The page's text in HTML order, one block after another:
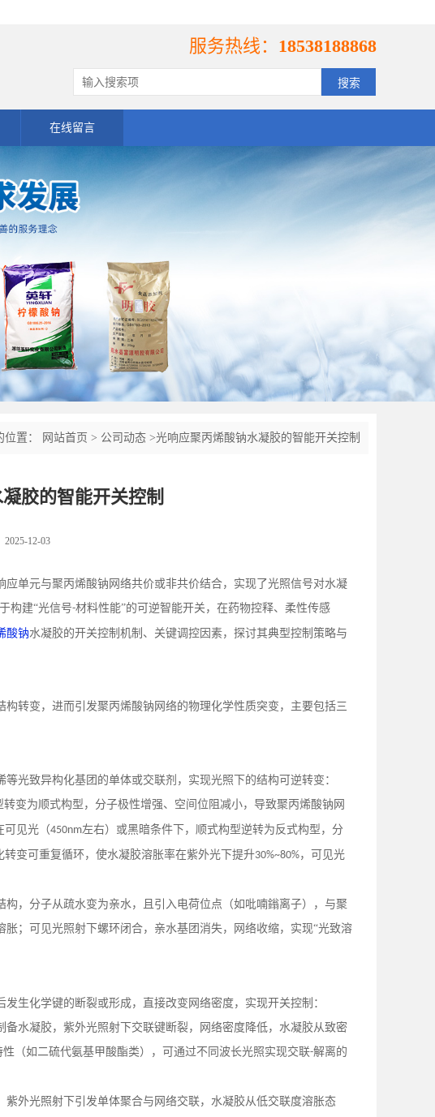
服务热线： 18538188868
在线留言
位置： 网站首页 > 公司动态 >光响应聚丙烯酸钠水凝胶的智能开关控制
胶的智能开关控制
2025-12-03
单元与聚丙烯酸钠网络共价或非共价结合，实现了光照信号对水凝
构建“光信号-材料性能”的可逆智能开关，在药物控释、柔性传感
酸钠水凝胶的开关控制机制、关键调控因素，探讨其典型控制策略与
转变，进而引发聚丙烯酸钠网络的物理化学性质突变，主要包括三
光致异构化基团的单体或交联剂，实现光照下的结构可逆转变：
变为顺式构型，分子极性增强、空间位阻减小，导致聚丙烯酸钠网
可见光（450nm左右）或黑暗条件下，顺式构型逆转为反式构型，分
变可重复循环，使水凝胶溶胀率在紫外光下提升30%~80%，可见光
，分子从疏水变为亲水，且引入电荷位点（如吡喃鎓离子），与聚
；可见光照射下螺环闭合，亲水基团消失，网络收缩，实现“光致溶
生化学键的断裂或形成，直接改变网络密度，实现开关控制：
水凝胶，紫外光照射下交联键断裂，网络密度降低，水凝胶从致密
（如二硫代氨基甲酸酯类），可通过不同波长光照实现交联-解离的
外光照射下引发单体聚合与网络交联，水凝胶从低交联度溶胀态